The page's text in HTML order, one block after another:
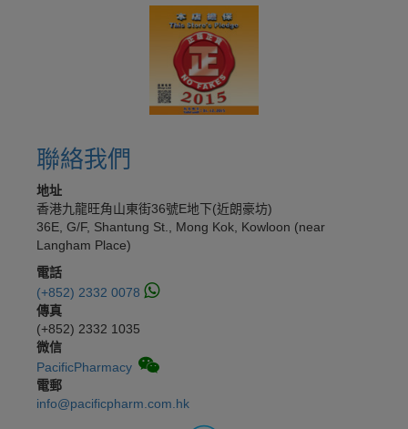
聯絡我們
地址
香港九龍旺角山東街36號E地下(近朗豪坊)
36E, G/F, Shantung St., Mong Kok, Kowloon (near
Langham Place)
電話
(+852) 2332 0078
傳真
(+852) 2332 1035
微信
PacificPharmacy
電郵
info@pacificpharm.com.hk